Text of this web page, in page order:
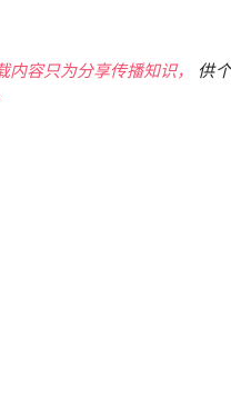
容只为分享传播知识，
供